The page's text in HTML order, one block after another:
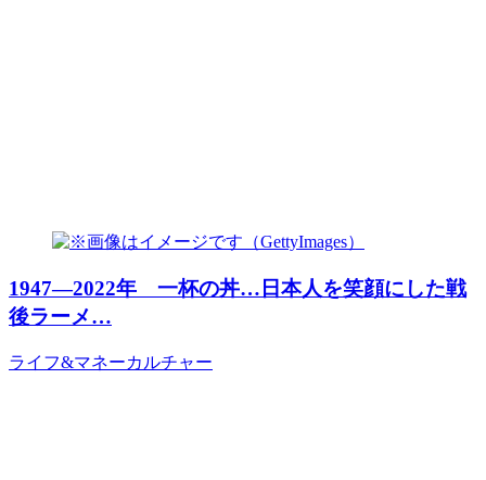
1947―2022年 一杯の丼…日本人を笑顔にした戦
後ラーメ…
ライフ&マネーカルチャー